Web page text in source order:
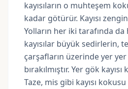
kayısıların o muhteşem
kadar götürür. Kayısı
Yolların her iki tarafında
kayısılar büyük sedirlerin,
çarşafların üzerinde yer
bırakılmıştır. Yer gök
Taze, mis gibi kayısı